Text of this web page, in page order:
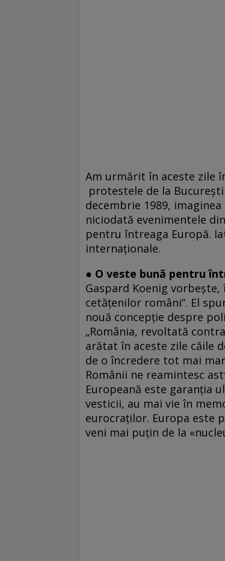
Am urmărit în aceste zile
protestele de la
decembrie 1989,
niciodată evenimentele
pentru întreaga Europă.
internaționale.
● O veste bună pentru
Gaspard Koenig
cetăţenilor români“. El
nouă concepţie despre
„România, revoltată
arătat în aceste zile căile
de o încredere tot mai
Românii ne reamintesc
Europeană este garanţia
vesticii, au mai vie în
eurocraţilor. Europa este
veni mai puţin de la